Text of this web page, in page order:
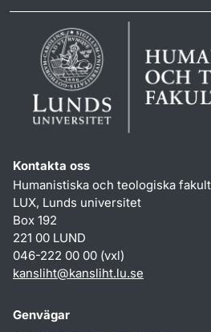
Kontakta oss
Humanistiska och teologiska
LUX, Lunds universitet
Box 192
221 00 LUND
046-222 00 00 (vxl)
kansliht@kansliht.lu.se
Genvägar